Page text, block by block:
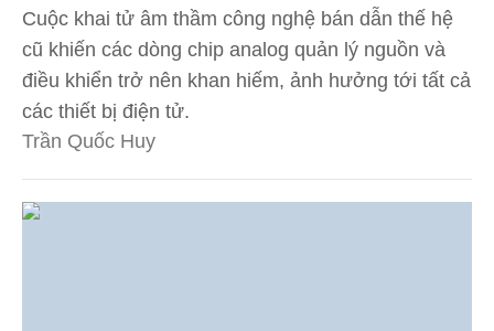
Cuộc khai tử âm thầm công nghệ bán dẫn thế hệ
cũ khiến các dòng chip analog quản lý nguồn và
điều khiển trở nên khan hiếm, ảnh hưởng tới tất cả
các thiết bị điện tử.
Trần Quốc Huy